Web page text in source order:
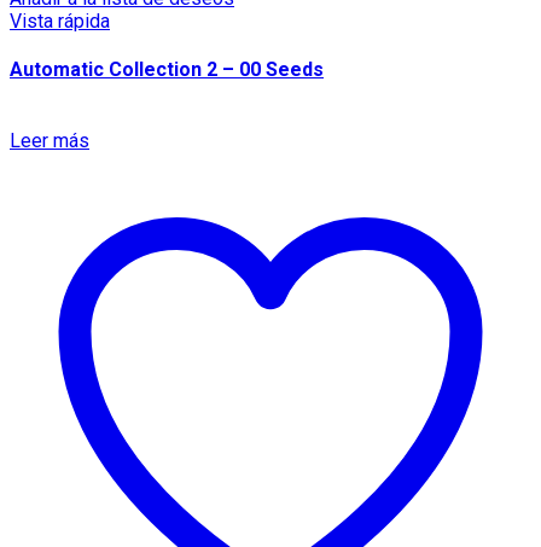
Vista rápida
Automatic Collection 2 – 00 Seeds
Leer más